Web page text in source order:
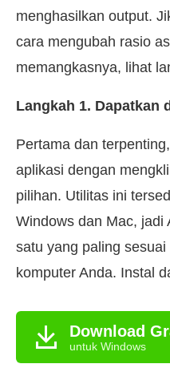
menghasilkan output.
cara mengubah rasio
memangkasnya, lihat
Langkah 1. Dapatkan
Pertama dan
aplikasi dengan
pilihan. Utilitas ini
Windows dan Mac, jadi
satu yang paling
komputer Anda. Instal
Download
untuk Windows